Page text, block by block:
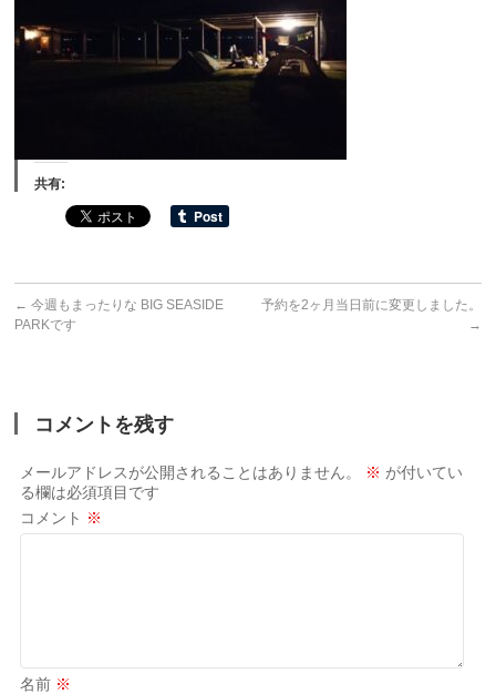
共有:
← 今週もまったりな BIG SEASIDE
PARKです
予約を2ヶ月当日前に変更しました。
→
コメントを残す
メールアドレスが公開されることはありません。 ※ が付いてい
る欄は必須項目です
コメント ※
名前 ※